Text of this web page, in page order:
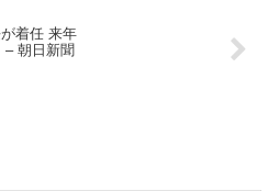
着任 来年
– 朝日新聞